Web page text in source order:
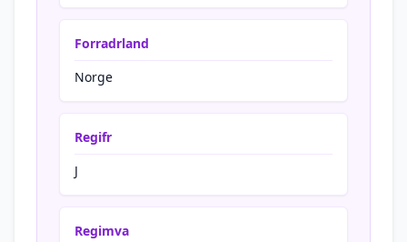
Forradrland
Norge
Regifr
J
Regimva